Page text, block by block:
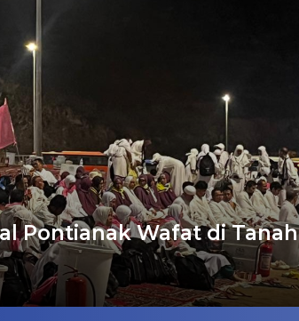
Pontianak Wafat di Tanah